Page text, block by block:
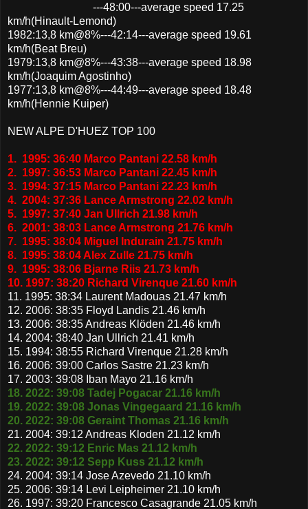
---48:00---average speed 17.25
km/h(Hinault-Lemond)
1982:13,8 km@8%---42:14---average speed 19.61
km/h(Beat Breu)
1979:13,8 km@8%---43:38---average speed 18.98
km/h(Joaquim Agostinho)
1977:13,8 km@8%---44:49---average speed 18.48
km/h(Hennie Kuiper)
NEW ALPE D'HUEZ TOP 100
1. 1995: 36:40 Marco Pantani 22.58 km/h
2. 1997: 36:53 Marco Pantani 22.45 km/h
3. 1994: 37:15 Marco Pantani 22.23 km/h
4. 2004: 37:36 Lance Armstrong 22.02 km/h
5. 1997: 37:40 Jan Ullrich 21.98 km/h
6. 2001: 38:03 Lance Armstrong 21.76 km/h
7. 1995: 38:04 Miguel Indurain 21.75 km/h
8. 1995: 38:04 Alex Zulle 21.75 km/h
9. 1995: 38:06 Bjarne Riis 21.73 km/h
10. 1997: 38:20 Richard Virenque 21.60 km/h
11. 1995: 38:34 Laurent Madouas 21.47 km/h
12. 2006: 38:35 Floyd Landis 21.46 km/h
13. 2006: 38:35 Andreas Klöden 21.46 km/h
14. 2004: 38:40 Jan Ullrich 21.41 km/h
15. 1994: 38:55 Richard Virenque 21.28 km/h
16. 2006: 39:00 Carlos Sastre 21.23 km/h
17. 2003: 39:08 Iban Mayo 21.16 km/h
18. 2022: 39:08 Tadej Pogacar 21.16 km/h
19. 2022: 39:08 Jonas Vingegaard 21.16 km/h
20. 2022: 39:08 Geraint Thomas 21.16 km/h
21. 2004: 39:12 Andreas Kloden 21.12 km/h
22. 2022: 39:12 Enric Mas 21.12 km/h
23. 2022: 39:12 Sepp Kuss 21.12 km/h
24. 2004: 39:14 Jose Azevedo 21.10 km/h
25. 2006: 39:14 Levi Leipheimer 21.10 km/h
26. 1997: 39:20 Francesco Casagrande 21.05 km/h